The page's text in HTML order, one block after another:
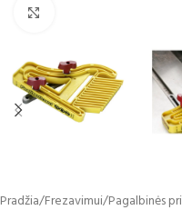
Pradžia/Frezavimui/Pagalbinės